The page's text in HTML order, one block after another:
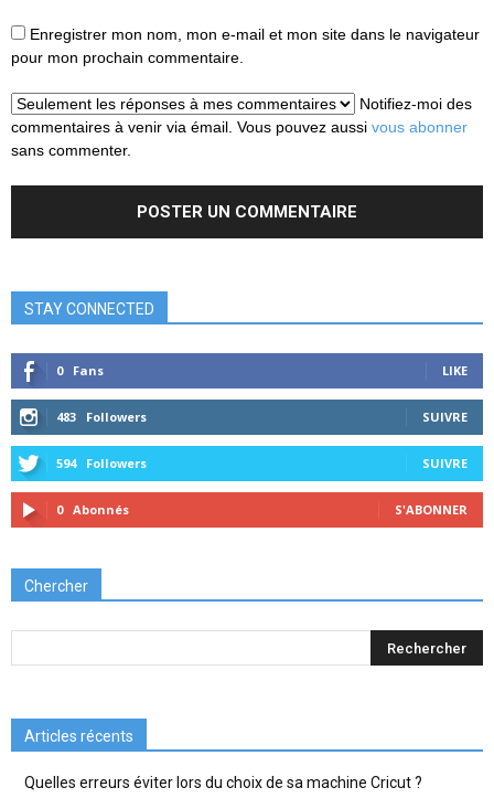
Enregistrer mon nom, mon e-mail et mon site dans le navigateur
pour mon prochain commentaire.
Notifiez-moi des
commentaires à venir via émail. Vous pouvez aussi vous abonner
sans commenter.
STAY CONNECTED
0 Fans LIKE
483 Followers SUIVRE
594 Followers SUIVRE
0 Abonnés S'ABONNER
Chercher
Articles récents
Quelles erreurs éviter lors du choix de sa machine Cricut ?